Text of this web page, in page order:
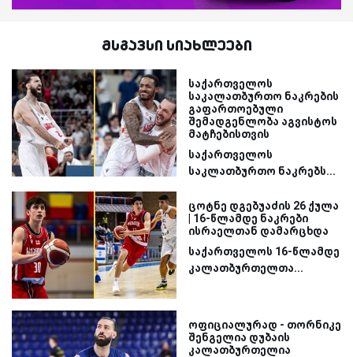
მსგავსი სიახლეები
საქართველოს
საკალათბურთო ნაკრების
გაფართოებული
შემადგენლობა აგვისტოს
მატჩებისთვის
საქართველოს
საკლათბურთო ნაკრებს...
ცოტნე დგებუაძის 26 ქულა
| 16-წლამდე ნაკრები
ისრაელთან დამარცხდა
საქართველოს 16-წლამდე
კალათბურთელთა...
ოფიციალურად - თორნიკე
შენგელია დუბაის
კალათბურთელია